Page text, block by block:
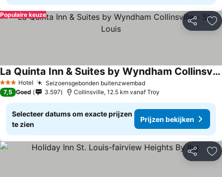
Delen
Populaire keuze
3 SterrenHotel Seizoensgebonden buitenzwembad
La Quinta Inn & Suites by Wyndham Collinsville - St. Louis
7,5 Goed 3.597 Collinsville, 12.5 km vanaf Troy
Selecteer datums om exacte prijzen
te zien
Prijzen bekijken
Delen